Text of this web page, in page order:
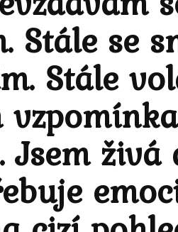
Stále se
Stále